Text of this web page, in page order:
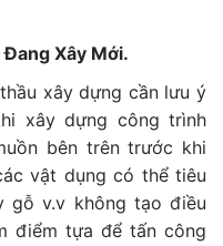
Xây Mới.
xây dựng cần lưu ý
xây dựng công trình
bên trên trước khi
vật dụng có thể tiêu
gỗ v.v không tạo điều
điểm tựa để tấn công